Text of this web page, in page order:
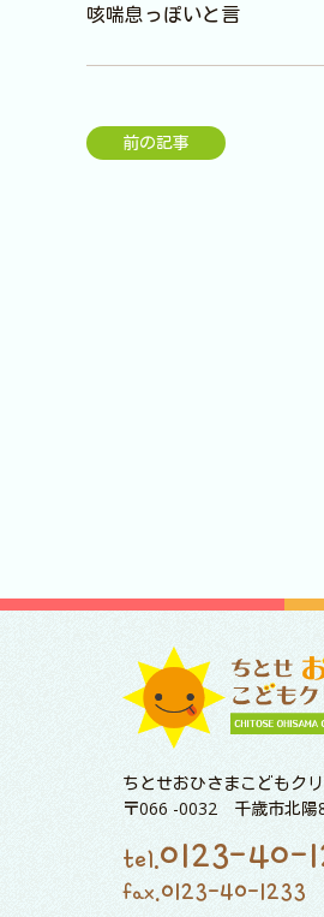
咳喘息っぽいと言
前の記事
ちとせおひさまこどもク
〒066 -0032 千歳市北陽
tel.0123-40-
fax.0123-40-1233